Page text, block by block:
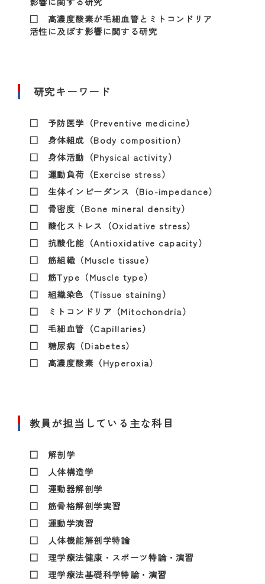
□ 高濃度酸素が毛細血管とミトコンドリア
活性に及ぼす影響に関する研究
研究キーワード
□ 予防医学（Preventive medicine）
□ 身体組成（Body composition）
□ 身体活動（Physical activity）
□ 運動負荷（Exercise stress）
□ 生体インピーダンス（Bio-impedance）
□ 骨密度（Bone mineral density）
□ 酸化ストレス（Oxidative stress）
□ 抗酸化能（Antioxidative capacity）
□ 筋組織（Muscle tissue）
□ 筋Type（Muscle type）
□ 組織染色（Tissue staining）
□ ミトコンドリア（Mitochondria）
□ 毛細血管（Capillaries）
□ 糖尿病（Diabetes）
□ 高濃度酸素（Hyperoxia）
教員が担当している主な科目
□ 解剖学
□ 人体構造学
□ 運動器解剖学
□ 筋骨格解剖学実習
□ 運動学演習
□ 人体機能解剖学特論
□ 理学療法健康・スポーツ特論・演習
□ 理学療法基礎科学特論・演習